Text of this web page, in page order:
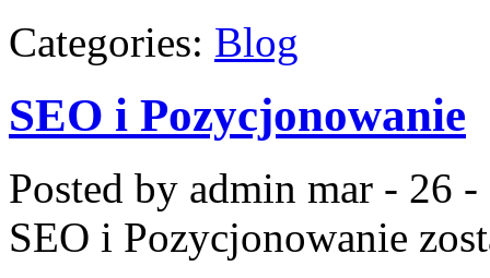
Categories: Blog
SEO i Pozycjonowanie
Posted by admin mar - 26 -
SEO i Pozycjonowanie